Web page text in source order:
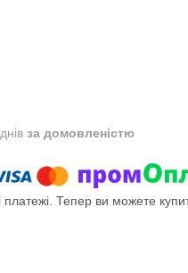
за домовленістю
платежі. Тепер ви можете